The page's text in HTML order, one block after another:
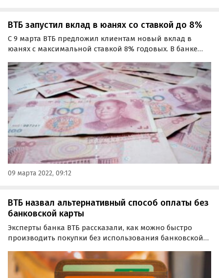
ВТБ запустил вклад в юанях со ставкой до 8%
С 9 марта ВТБ предложил клиентам новый вклад в
юанях с максимальной ставкой 8% годовых. В банке
депозитам в других иностранных валютах и позволит
вкладчикам диверсифицировать свой портфель.
09 марта 2022, 09:12
ВТБ назвал альтернативный способ оплаты без
банковской карты
Эксперты банка ВТБ рассказали, как можно быстро
производить покупки без использования банковской
была названа Система быстрых платежей, с
использованием которой можно совершать платежи